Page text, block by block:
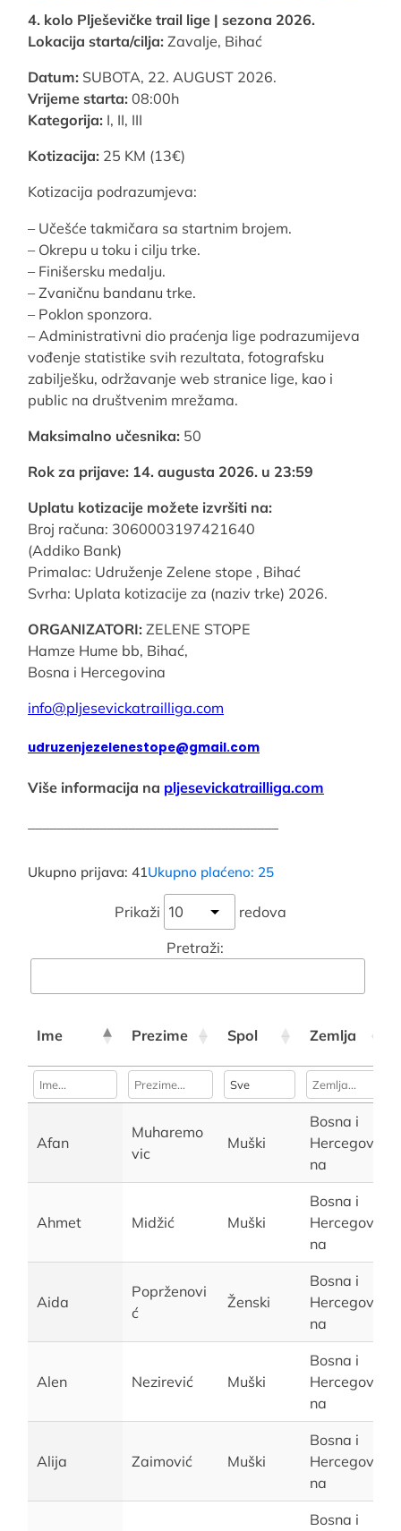
4. kolo Plješevičke trail lige | sezona 2026.
Lokacija starta/cilja: Zavalje, Bihać
Datum: SUBOTA, 22. AUGUST 2026.
Vrijeme starta: 08:00h
Kategorija: I, II, III
Kotizacija: 25 KM (13€)
Kotizacija podrazumjeva:
– Učešće takmičara sa startnim brojem.
– Okrepu u toku i cilju trke.
– Finišersku medalju.
– Zvaničnu bandanu trke.
– Poklon sponzora.
– Administrativni dio praćenja lige podrazumijeva
vođenje statistike svih rezultata, fotografsku
zabilješku, održavanje web stranice lige, kao i
public na društvenim mrežama.
Maksimalno učesnika: 50
Rok za prijave: 14. augusta 2026. u 23:59
Uplatu kotizacije možete izvršiti na:
Broj računa: 3060003197421640
(Addiko Bank)
Primalac: Udruženje Zelene stope , Bihać
Svrha: Uplata kotizacije za (naziv trke) 2026.
ORGANIZATORI: ZELENE STOPE
Hamze Hume bb, Bihać,
Bosna i Hercegovina
info@pljesevickatrailliga.com
udruzenjezelenestope@gmail.com
Više informacija na pljesevickatrailliga.com
Ukupno prijava: 41Ukupno plaćeno: 25
Prikaži redova
Pretraži:
Ime Prezime Spol Zemlja
Afan
Muharemo
vic
Muški
Bosna i
Hercegovi
na
Ahmet Midžić Muški
Bosna i
Hercegovi
na
Aida
Poprženovi
ć
Ženski
Bosna i
Hercegovi
na
Alen Nezirević Muški
Bosna i
Hercegovi
na
Alija Zaimović Muški
Bosna i
Hercegovi
na
Bosna i